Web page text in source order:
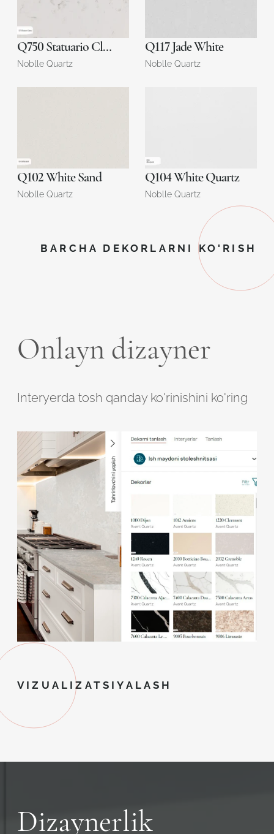
Q750 Statuario Classic
Noblle Quartz
Q117 Jade White
Noblle Quartz
Q102 White Sand
Noblle Quartz
Q104 White Quartz
Noblle Quartz
BARCHA DEKORLARNI KO'RISH
Onlayn dizayner
Interyerda tosh qanday ko'rinishini ko'ring
VIZUALIZATSIYALASH
Dizaynerlik